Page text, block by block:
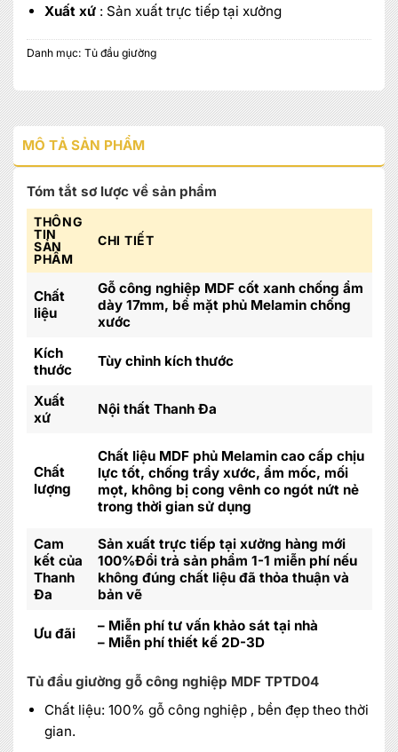
Xuất xứ: Sản xuất trực tiếp tại xưởng
Danh mục: Tủ đầu giường
MÔ TẢ SẢN PHẨM
Tóm tắt sơ lược về sản phẩm
THÔNG
TIN
SẢN
PHẨM
CHI TIẾT
Chất
liệu
Gỗ công nghiệp MDF cốt xanh chống ẩm
dày 17mm, bề mặt phủ Melamin chống
xước
Kích
thước
Tùy chỉnh kích thước
Xuất
xứ
Nội thất Thanh Đa
Chất
lượng
Chất liệu MDF phủ Melamin cao cấp chịu
lực tốt, chống trầy xước, ẩm mốc, mối
mọt, không bị cong vênh co ngót nứt nẻ
trong thời gian sử dụng
Cam
kết của
Thanh
Đa
Sản xuất trực tiếp tại xưởng hàng mới
100%Đổi trả sản phẩm 1-1 miễn phí nếu
không đúng chất liệu đã thỏa thuận và
bản vẽ
Ưu đãi
– Miễn phí tư vấn khảo sát tại nhà
– Miễn phí thiết kế 2D-3D
Tủ đầu giường gỗ công nghiệp MDF TPTD04
Chất liệu: 100% gỗ công nghiệp , bền đẹp theo thời
gian.